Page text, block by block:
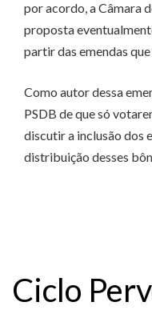
por acordo, a Câmara
proposta
partir das emendas
Como autor dessa
PSDB de que só
discutir a inclusão dos
distribuição desses
Ciclo